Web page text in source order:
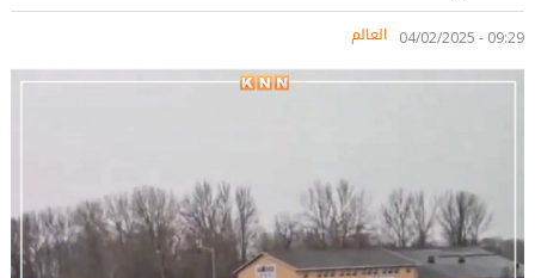
09:29 - 04/02/2025 العالم